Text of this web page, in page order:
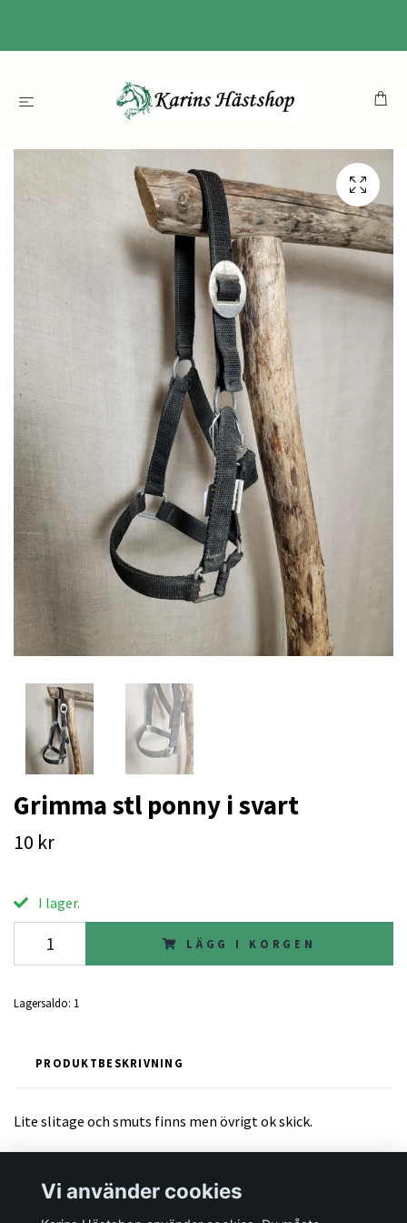
Grimma stl ponny i svart
10 kr
I lager.
LÄGG I KORGEN
Lagersaldo: 1
PRODUKTBESKRIVNING
Lite slitage och smuts finns men övrigt ok skick.
Vi använder cookies